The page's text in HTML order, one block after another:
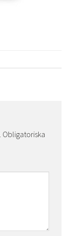
Obligatoriska